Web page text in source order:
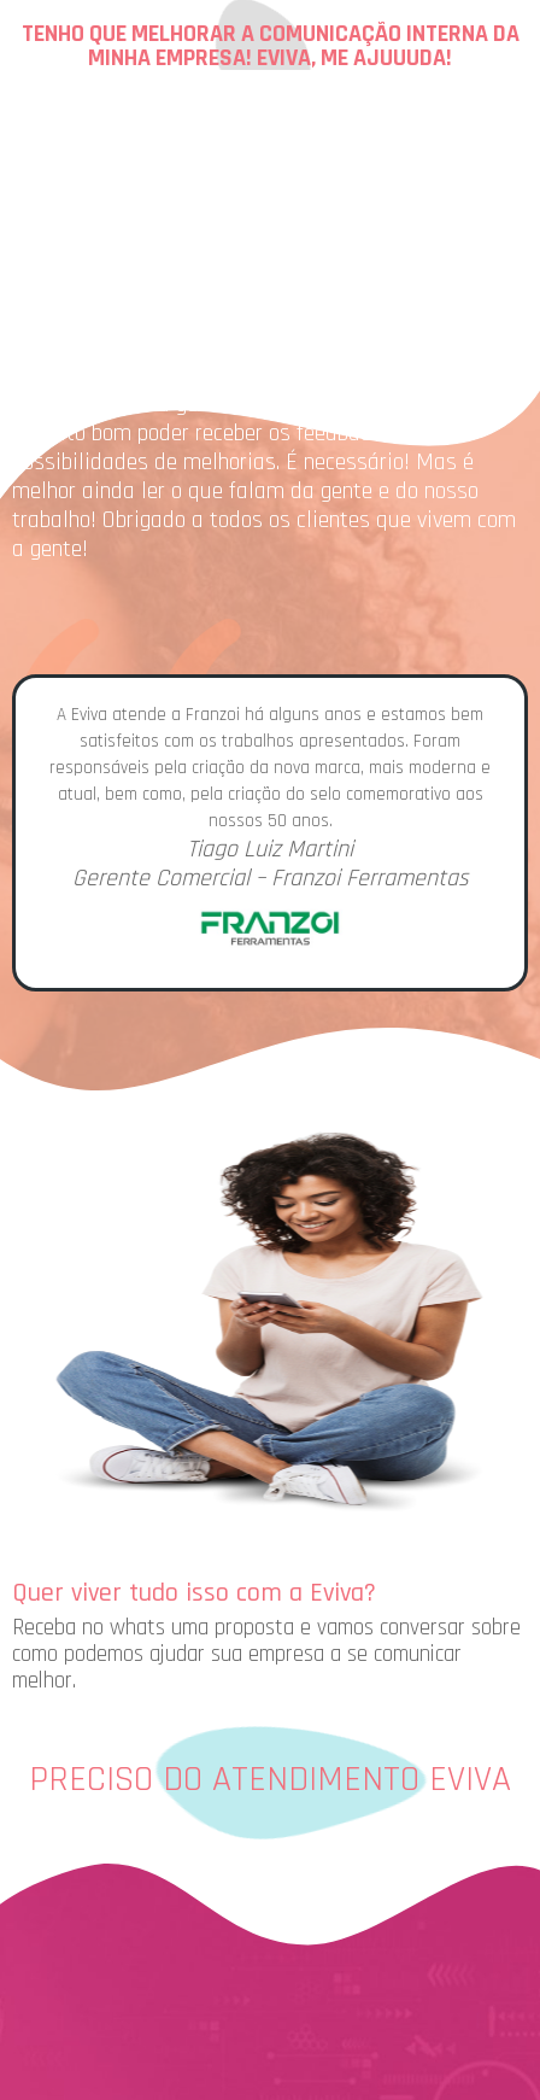
TENHO QUE MELHORAR A COMUNICAÇÃO INTERNA DA
MINHA EMPRESA! EVIVA, ME AJUUUDA!
saudável entre a gente.
É muito bom poder receber os feedbacks e
possibilidades de melhorias. É necessário! Mas é
melhor ainda ler o que falam da gente e do nosso
trabalho! Obrigado a todos os clientes que vivem com
a gente!
A Eviva atende a Franzoi há alguns anos e estamos bem
satisfeitos com os trabalhos apresentados. Foram
responsáveis pela criação da nova marca, mais moderna e
atual, bem como, pela criação do selo comemorativo aos
nossos 50 anos.
Tiago Luiz Martini
Gerente Comercial – Franzoi Ferramentas
Anderson P. Machado
Proprietário Ioshi
Luiz Piovesana
Diretor – Phametal Sistemas de Armazenagem
Quer viver tudo isso com a Eviva?
Receba no whats uma proposta e vamos conversar sobre
como podemos ajudar sua empresa a se comunicar
melhor.
PRECISO DO ATENDIMENTO EVIVA